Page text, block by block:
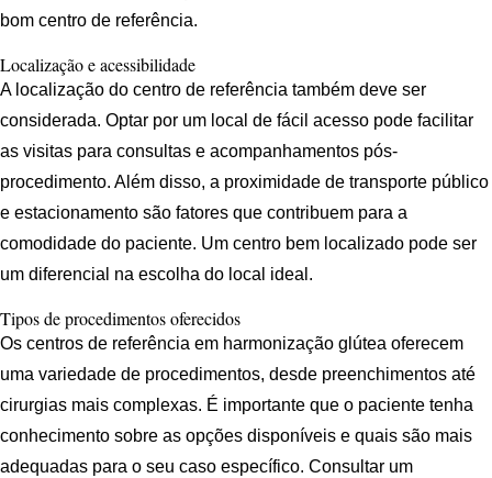
bom centro de referência.
Localização e acessibilidade
A localização do centro de referência também deve ser
considerada. Optar por um local de fácil acesso pode facilitar
as visitas para consultas e acompanhamentos pós-
procedimento. Além disso, a proximidade de transporte público
e estacionamento são fatores que contribuem para a
comodidade do paciente. Um centro bem localizado pode ser
um diferencial na escolha do local ideal.
Tipos de procedimentos oferecidos
Os centros de referência em harmonização glútea oferecem
uma variedade de procedimentos, desde preenchimentos até
cirurgias mais complexas. É importante que o paciente tenha
conhecimento sobre as opções disponíveis e quais são mais
adequadas para o seu caso específico. Consultar um